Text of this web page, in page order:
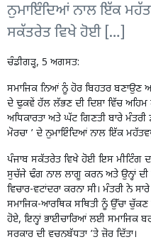
ਨੁਮਾਇੰਦਿਆਂ ਨਾਲ ਇੱਕ
ਸਕੱਤਰੇਤ ਵਿਖੇ ਹੋਈ […]
ਚੰਡੀਗੜ੍ਹ, 5 ਅਗਸਤ:
ਸਮਾਜਿਕ ਨਿਆਂ ਨੂੰ ਹੋਰ ਬਿਹਤਰ
ਦੇ ਢੁਕਵੇਂ ਹੱਲ ਲੱਭਣ ਦੀ ਦਿਸ਼ਾ ਵਿੱਚ
ਅਧਿਕਾਰਤਾ ਅਤੇ ਘੱਟ ਗਿਣਤੀ ਬਾਰੇ
ਮੋਰਚਾ ’ ਦੇ ਨੁਮਾਇੰਦਿਆਂ ਨਾਲ ਇੱਕ
ਪੰਜਾਬ ਸਕੱਤਰੇਤ ਵਿਖੇ ਹੋਈ ਇਸ ਮੀਟਿੰਗ
ਸੁਚੱਜੇ ਢੰਗ ਨਾਲ ਲਾਗੂ ਕਰਨ ਅਤੇ ਉਨ੍ਹਾਂ ਦੀ
ਵਿਚਾਰ-ਵਟਾਂਦਰਾ ਕਰਨਾ ਸੀ। ਮੰਤਰੀ ਨੇ
ਸਮਾਜਿਕ-ਆਰਥਿਕ ਸਥਿਤੀ ਨੂੰ ਉੱਚਾ
ਹੋਏ, ਇਨ੍ਹਾਂ ਭਾਈਚਾਰਿਆਂ ਲਈ ਸਮਾਜਿਕ
ਸਰਕਾਰ ਦੀ ਵਚਨਬੱਧਤਾ ’ਤੇ ਜ਼ੋਰ ਦਿੱਤਾ।